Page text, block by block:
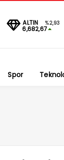
ALTIN %2,93
6,682,67
Spor